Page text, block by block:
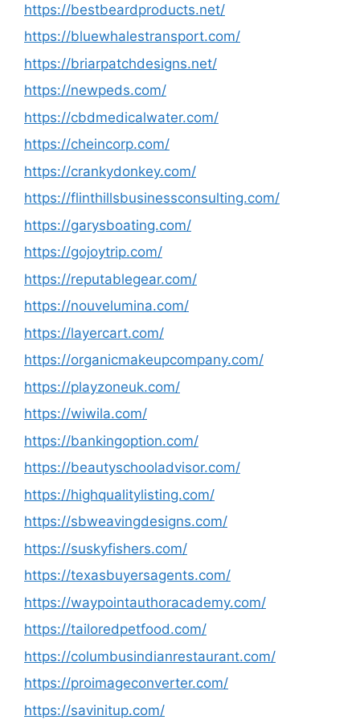
https://bestbeardproducts.net/
https://bluewhalestransport.com/
https://briarpatchdesigns.net/
https://newpeds.com/
https://cbdmedicalwater.com/
https://cheincorp.com/
https://crankydonkey.com/
https://flinthillsbusinessconsulting.com/
https://garysboating.com/
https://gojoytrip.com/
https://reputablegear.com/
https://nouvelumina.com/
https://layercart.com/
https://organicmakeupcompany.com/
https://playzoneuk.com/
https://wiwila.com/
https://bankingoption.com/
https://beautyschooladvisor.com/
https://highqualitylisting.com/
https://sbweavingdesigns.com/
https://suskyfishers.com/
https://texasbuyersagents.com/
https://waypointauthoracademy.com/
https://tailoredpetfood.com/
https://columbusindianrestaurant.com/
https://proimageconverter.com/
https://savinitup.com/